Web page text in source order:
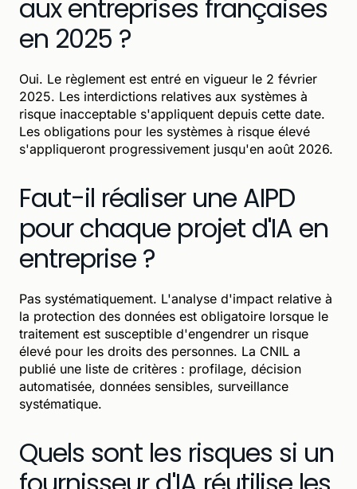
aux entreprises françaises
en 2025 ?
Oui. Le règlement est entré en vigueur le 2 février
2025. Les interdictions relatives aux systèmes à
risque inacceptable s'appliquent depuis cette date.
Les obligations pour les systèmes à risque élevé
s'appliqueront progressivement jusqu'en août 2026.
Faut-il réaliser une AIPD
pour chaque projet d'IA en
entreprise ?
Pas systématiquement. L'analyse d'impact relative à
la protection des données est obligatoire lorsque le
traitement est susceptible d'engendrer un risque
élevé pour les droits des personnes. La CNIL a
publié une liste de critères : profilage, décision
automatisée, données sensibles, surveillance
systématique.
Quels sont les risques si un